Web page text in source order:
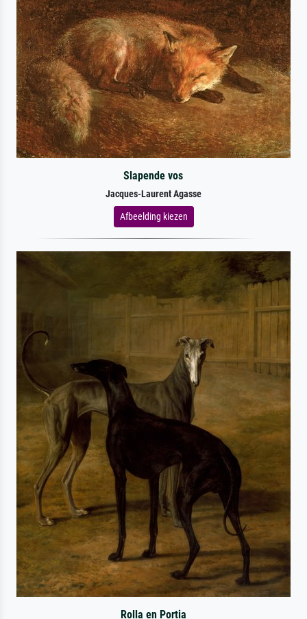
Slapende vos
Jacques-Laurent Agasse
Afbeelding kiezen
Rolla en Portia